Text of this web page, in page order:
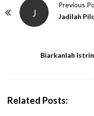
J
Previous
Jadilah
Biarkanlah
Related Posts: